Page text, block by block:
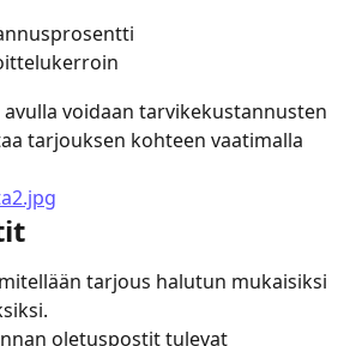
voidaan tarvikekustannusten
tarjouksen kohteen vaatimalla
tarjous halutun mukaisiksi
oletuspostit tulevat